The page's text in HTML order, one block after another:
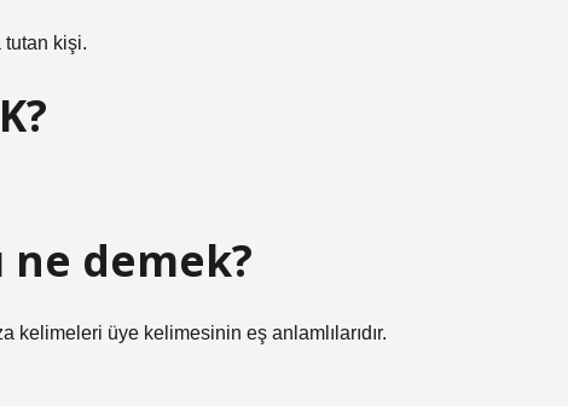
kişi.
ne demek?
üye kelimesinin eş anlamlılarıdır.